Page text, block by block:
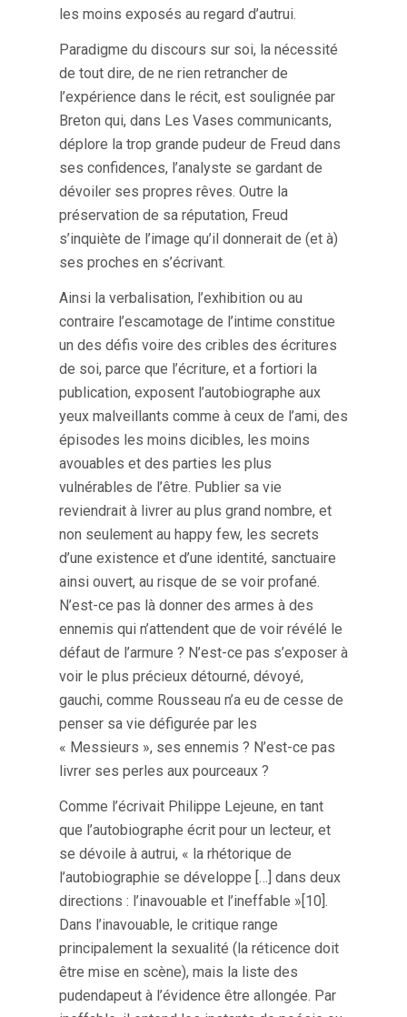
les moins exposés au regard d’autrui.
Paradigme du discours sur soi, la nécessité
de tout dire, de ne rien retrancher de
l’expérience dans le récit, est soulignée par
Breton qui, dans Les Vases communicants,
déplore la trop grande pudeur de Freud dans
ses confidences, l’analyste se gardant de
dévoiler ses propres rêves. Outre la
préservation de sa réputation, Freud
s’inquiète de l’image qu’il donnerait de (et à)
ses proches en s’écrivant.
Ainsi la verbalisation, l’exhibition ou au
contraire l’escamotage de l’intime constitue
un des défis voire des cribles des écritures
de soi, parce que l’écriture, et a fortiori la
publication, exposent l’autobiographe aux
yeux malveillants comme à ceux de l’ami, des
épisodes les moins dicibles, les moins
avouables et des parties les plus
vulnérables de l’être. Publier sa vie
reviendrait à livrer au plus grand nombre, et
non seulement au happy few, les secrets
d’une existence et d’une identité, sanctuaire
ainsi ouvert, au risque de se voir profané.
N’est-ce pas là donner des armes à des
ennemis qui n’attendent que de voir révélé le
défaut de l’armure ? N’est-ce pas s’exposer à
voir le plus précieux détourné, dévoyé,
gauchi, comme Rousseau n’a eu de cesse de
penser sa vie défigurée par les
« Messieurs », ses ennemis ? N’est-ce pas
livrer ses perles aux pourceaux ?
Comme l’écrivait Philippe Lejeune, en tant
que l’autobiographe écrit pour un lecteur, et
se dévoile à autrui, « la rhétorique de
l’autobiographie se développe […] dans deux
directions : l’inavouable et l’ineffable »[10].
Dans l’inavouable, le critique range
principalement la sexualité (la réticence doit
être mise en scène), mais la liste des
pudendapeut à l’évidence être allongée. Par